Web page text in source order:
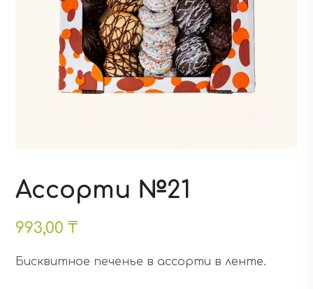
Ассорти №21
993,00₸
Бисквитное печенье в ассорти в ленте.